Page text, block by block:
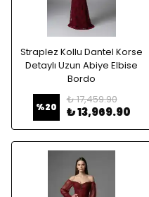
Straplez Kollu Dantel Korse
Detaylı Uzun Abiye Elbise
Bordo
%20
₺ 17,459.90
₺ 13,969.90